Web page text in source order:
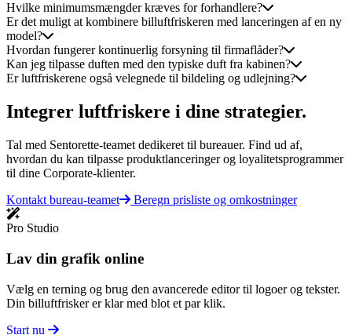
Hvilke minimumsmængder kræves for forhandlere?
Er det muligt at kombinere billuftfriskeren med lanceringen af ​​en ny
model?
Hvordan fungerer kontinuerlig forsyning til firmaflåder?
Kan jeg tilpasse duften med den typiske duft fra kabinen?
Er luftfriskerene også velegnede til bildeling og udlejning?
Integrer luftfriskere i dine strategier.
Tal med Sentorette-teamet dedikeret til bureauer. Find ud af,
hvordan du kan tilpasse produktlanceringer og loyalitetsprogrammer
til dine Corporate-klienter.
Kontakt bureau-teamet
Beregn prisliste og omkostninger
Pro Studio
Lav din grafik online
Vælg en terning og brug den avancerede editor til logoer og tekster.
Din billuftfrisker er klar med blot et par klik.
Start nu